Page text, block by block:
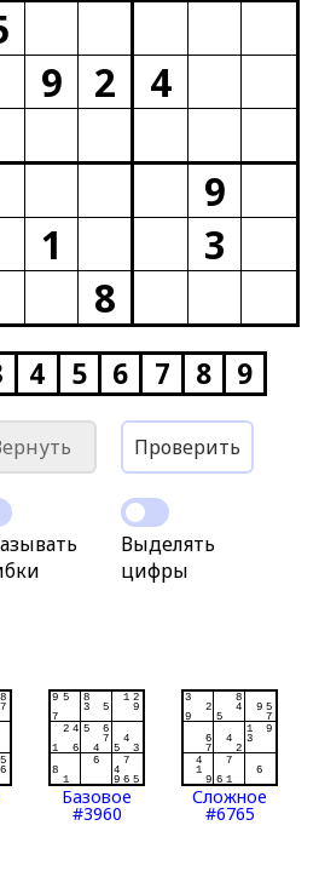
9 2
4
9
1
3
8
4 5 6 7 8 9
Проверить
Выделять
цифры
Базовое
#3960
Сложное
#6765